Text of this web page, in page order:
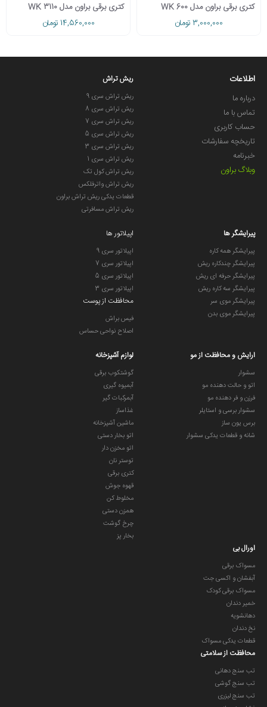
کتری برقی براون مدل WK 600
3,000,000 تومان
کتری برقی براون مدل WK 3110
14,560,000 تومان
اطلاعات
درباره ما
تماس با ما
حساب کاربری
تاریخچه سفارشات
خبرنامه
وبلاگ براون
ریش تراش
ریش تراش سری 9
ریش تراش سری 8
ریش تراش سری 7
ریش تراش سری 5
ریش تراش سری 3
ریش تراش سری 1
ریش تراش کول تک
ریش تراش واترفلکس
قطعات یدکی ریش تراش براون
ریش تراش مسافرتی
پیرایشگر ها
پیرایشگر همه کاره
پیرایشگر چندکاره ریش
پیرایشگر حرفه ای ریش
پیرایشگر سه کاره ریش
پیرایشگر موی سر
پیرایشگر موی بدن
اپیلاتور ها
اپیلاتور سری 9
اپیلاتور سری 7
اپیلاتور سری 5
اپیلاتور سری 3
محافظت از پوست
فیس براش
اصلاح نواحی حساس
ارایش و محافظت از مو
سشوار
اتو و حالت دهنده مو
فرزن و فر دهنده مو
سشوار برسی و استایلر
برس یون ساز
شانه و قطعات یدکی سشوار
لوازم آشپزخانه
گوشتکوب برقی
آبمیوه گیری
آبمرکبات گیر
غذاساز
ماشین آشپزخانه
اتو بخار دستی
اتو مخزن دار
توستر نان
کتری برقی
قهوه جوش
مخلوط کن
همزن دستی
چرخ گوشت
بخار پز
اورال بی
مسواک برقی
آبفشان و اکسی جت
مسواک برقی کودک
خمیر دندان
دهانشویه
نخ دندان
قطعات یدکی مسواک
محافظت از سلامتی
تب سنج دهانی
تب سنج گوشی
تب سنج لیزری